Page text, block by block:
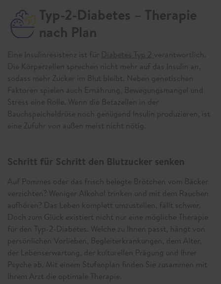
Typ-2-Diabetes – Therapie
nach Plan
Eine Insulinresistenz ist für Diabetes Typ 2 verantwortlich.
Die Körperzellen sprechen nicht mehr auf das Insulin an,
sodass mehr Zucker im Blut bleibt. Neben genetischen
Faktoren spielen auch Ernährung, Bewegungsmangel und
Stress eine Rolle. Wenn die Betazellen in der
Bauchspeicheldrüse noch genügend Insulin produzieren, ist
eine Zufuhr von außen meist nicht nötig.
Schritt für Schritt den Blutzucker senken
Auf Pommes oder das frisch belegte Brötchen vom Bäcker
verzichten? Weniger Alkohol trinken und mit dem Rauchen
aufhören? Das Leben komplett umzustellen, fällt schwer.
Doch zum Glück existiert nicht nur eine mögliche Therapie
für den Typ-2-Diabetes. Welche zu Ihnen passt, hängt von
persönlichen Vorlieben, Begleiterkrankungen, dem Alter,
der Lebenserwartung, der kulturellen Prägung und Ihrer
Psyche ab. Mit einem Stufenplan finden Sie zusammen mit
Ihrem Arzt die optimale Therapie.